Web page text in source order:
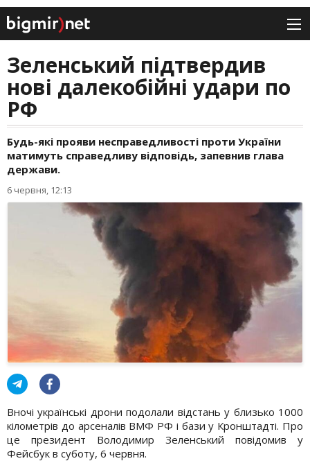
Зеленський підтвердив
нові далекобійні удари по
РФ
Будь-які прояви несправедливості проти України
матимуть справедливу відповідь, запевнив глава
держави.
6 червня, 12:13
Вночі українські дрони подолали відстань у близько 1000
кілометрів до арсеналів ВМФ РФ і бази у Кронштадті. Про
це президент Володимир Зеленський повідомив у
Фейсбук в суботу, 6 червня.